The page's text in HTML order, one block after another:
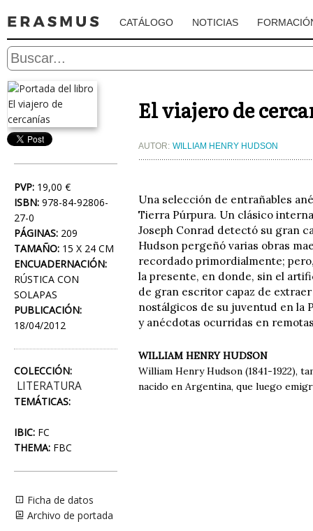
CATÁLOGO NOTICIAS
PVP: 19,00 €
ISBN: 978-84-92806-
27-0
PÁGINAS: 209
TAMAÑO: 15 X 24 CM
ENCUADERNACIÓN:
RÚSTICA CON
SOLAPAS
PUBLICACIÓN:
18/04/2012
COLECCIÓN:
LITERATURA
TEMÁTICAS:
IBIC: FC
THEMA: FBC
Ficha de datos
Archivo de portada
El viajero de
AUTOR: WILLIAM HENRY HUDSON
Una selección de entrañables
Tierra Púrpura. Un clásico
Joseph Conrad detectó su gran
Hudson pergeñó varias obras
recordado primordialmente;
la presente, en donde, sin el
de gran escritor capaz de
nostálgicos de su juventud en la
y anécdotas ocurridas en
WILLIAM HENRY HUDSON
William Henry Hudson (1841-1922),
nacido en Argentina, que luego